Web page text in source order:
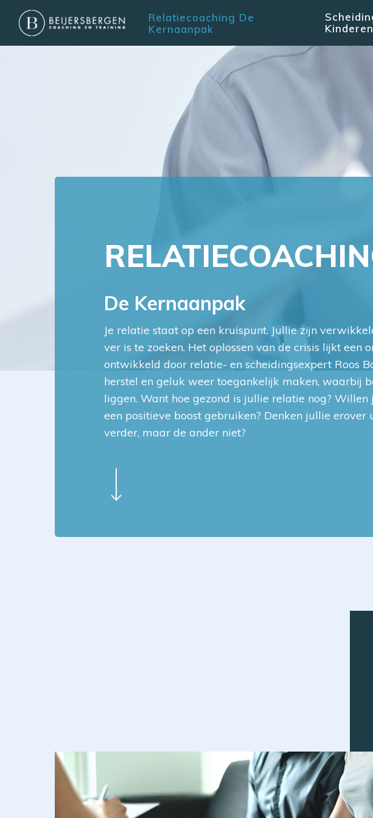
Relatiecoaching De
Kernaanpak
Kinderen
De Kernaanpak
Je relatie staat op een kruispunt. Jullie zijn
ver is te zoeken. Het oplossen van de crisis lijkt
ontwikkeld door relatie- en scheidingsexpert Roos
herstel en geluk weer toegankelijk maken, waarbij
liggen. Want hoe gezond is jullie relatie nog?
een positieve boost gebruiken? Denken jullie
verder, maar de ander niet?